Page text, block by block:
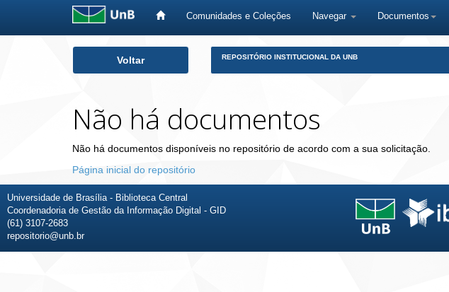
Comunidades e Coleções Navegar Documentos
Voltar REPOSITÓRIO INSTITUCIONAL DA UNB
Não há documentos
Não há documentos disponíveis no repositório de acordo com a sua solicitação.
Página inicial do repositório
Universidade de Brasília - Biblioteca Central
Coordenadoria de Gestão da Informação Digital - GID
(61) 3107-2683
repositorio@unb.br